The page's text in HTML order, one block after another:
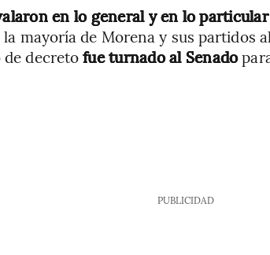
en lo general y en lo
mayoría de Morena y sus partidos
de decretofue turnado al Senado
PUBLICIDAD